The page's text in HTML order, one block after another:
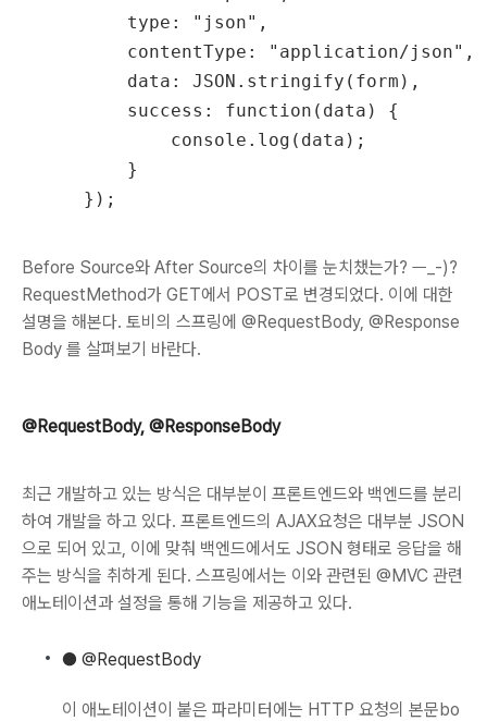
      type: "json",
      contentType: "application/json",
      data: JSON.stringify(form),
      success: function(data) {
          console.log(data);
      }
Before Source와 After Source의 차이를 눈치챘는가? ㅡ_-)?
RequestMethod가 GET에서 POST로 변경되었다. 이에 대한
설명을 해본다. 토비의 스프링에 @RequestBody, @Response
Body 를 살펴보기 바란다.
@RequestBody, @ResponseBody
최근 개발하고 있는 방식은 대부분이 프론트엔드와 백엔드를 분리
하여 개발을 하고 있다. 프론트엔드의 AJAX요청은 대부분 JSON
으로 되어 있고, 이에 맞춰 백엔드에서도 JSON 형태로 응답을 해
주는 방식을 취하게 된다. 스프링에서는 이와 관련된 @MVC 관련
애노테이션과 설정을 통해 기능을 제공하고 있다.
● @RequestBody
이 애노테이션이 붙은 파라미터에는 HTTP 요청의 본문bo